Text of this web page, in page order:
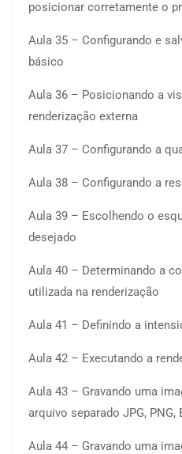
posicionar corretamente o
Aula 35 – Configurando e
básico
Aula 36 – Posicionando a
renderização externa
Aula 37 – Configurando a
Aula 38 – Configurando a
Aula 39 – Escolhendo o
desejado
Aula 40 – Determinando a
utilizada na renderização
Aula 41 – Definindo a
Aula 42 – Executando a
Aula 43 – Gravando uma
arquivo separado JPG, PNG,
Aula 44 – Gravando uma